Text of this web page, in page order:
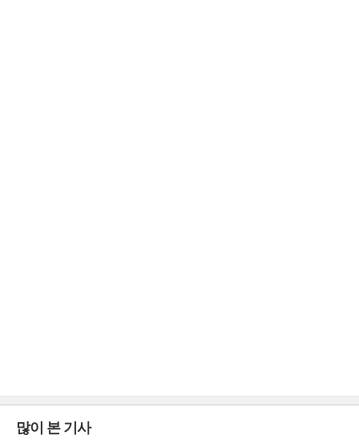
많이 본 기사